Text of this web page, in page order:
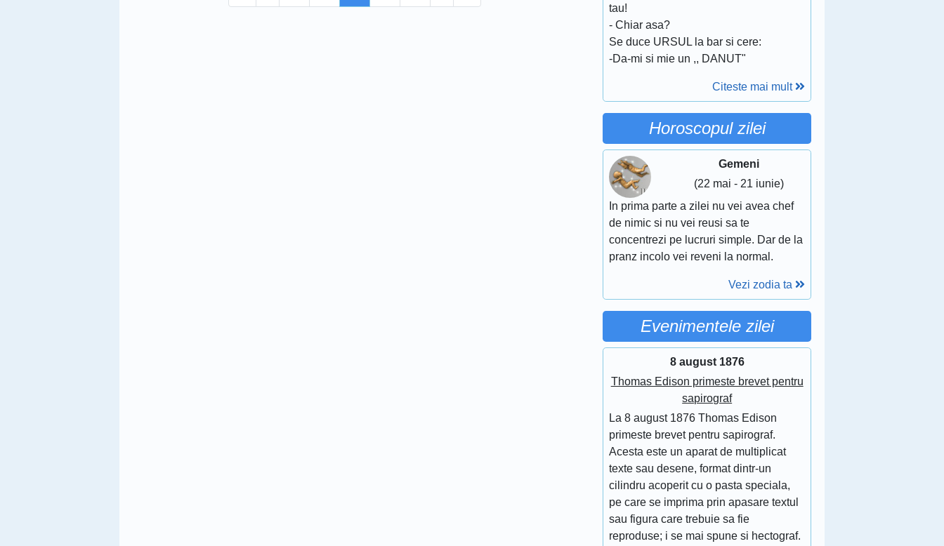
tau!
- Chiar asa?
Se duce URSUL la bar si cere:
-Da-mi si mie un ,, DANUT"
Citeste mai mult
Horoscopul zilei
Gemeni
(22 mai - 21 iunie)
In prima parte a zilei nu vei avea chef
de nimic si nu vei reusi sa te
concentrezi pe lucruri simple. Dar de la
pranz incolo vei reveni la normal.
Vezi zodia ta
Evenimentele zilei
8 august 1876
Thomas Edison primeste brevet pentru
sapirograf
La 8 august 1876 Thomas Edison
primeste brevet pentru sapirograf.
Acesta este un aparat de multiplicat
texte sau desene, format dintr-un
cilindru acoperit cu o pasta speciala,
pe care se imprima prin apasare textul
sau figura care trebuie sa fie
reproduse; i se mai spune si hectograf.